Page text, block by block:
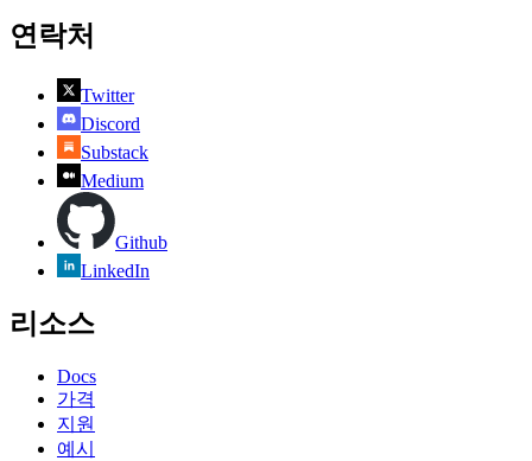
연락처
Twitter
Discord
Substack
Medium
Github
LinkedIn
리소스
Docs
가격
지원
예시